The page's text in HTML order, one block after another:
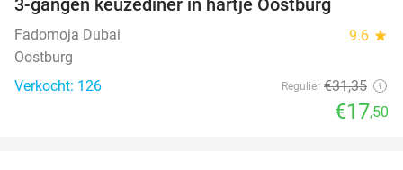
Fadomoja Dubai 9.6 star
Oostburg
Verkocht: 126
Regulier €31,35
€17,50